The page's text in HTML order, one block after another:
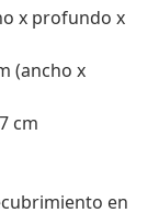
x profundo x
(ancho x
cm
en